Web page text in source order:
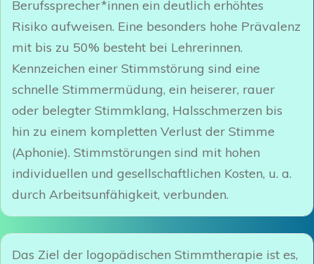
Berufssprecher*innen ein deutlich erhöhtes
Risiko aufweisen. Eine besonders hohe Prävalenz
mit bis zu 50% besteht bei Lehrerinnen.
Kennzeichen einer Stimmstörung sind eine
schnelle Stimmermüdung, ein heiserer, rauer
oder belegter Stimmklang, Halsschmerzen bis
hin zu einem kompletten Verlust der Stimme
(Aphonie). Stimmstörungen sind mit hohen
individuellen und gesellschaftlichen Kosten, u. a.
durch Arbeitsunfähigkeit, verbunden.
Das Ziel der logopädischen Stimmtherapie ist es,